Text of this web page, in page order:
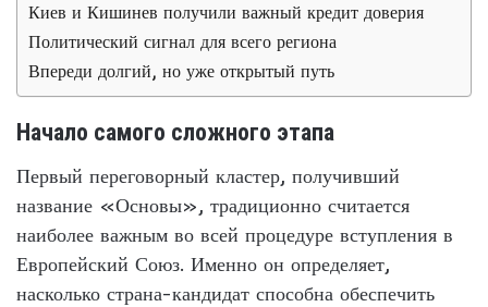
Киев и Кишинев получили важный кредит доверия
Политический сигнал для всего региона
Впереди долгий, но уже открытый путь
Начало самого сложного этапа
Первый переговорный кластер, получивший
название «Основы», традиционно считается
наиболее важным во всей процедуре вступления в
Европейский Союз. Именно он определяет,
насколько страна-кандидат способна обеспечить